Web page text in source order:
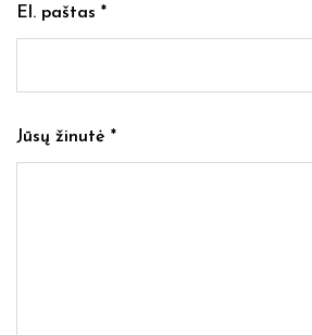
El. paštas *
Jūsų žinutė *